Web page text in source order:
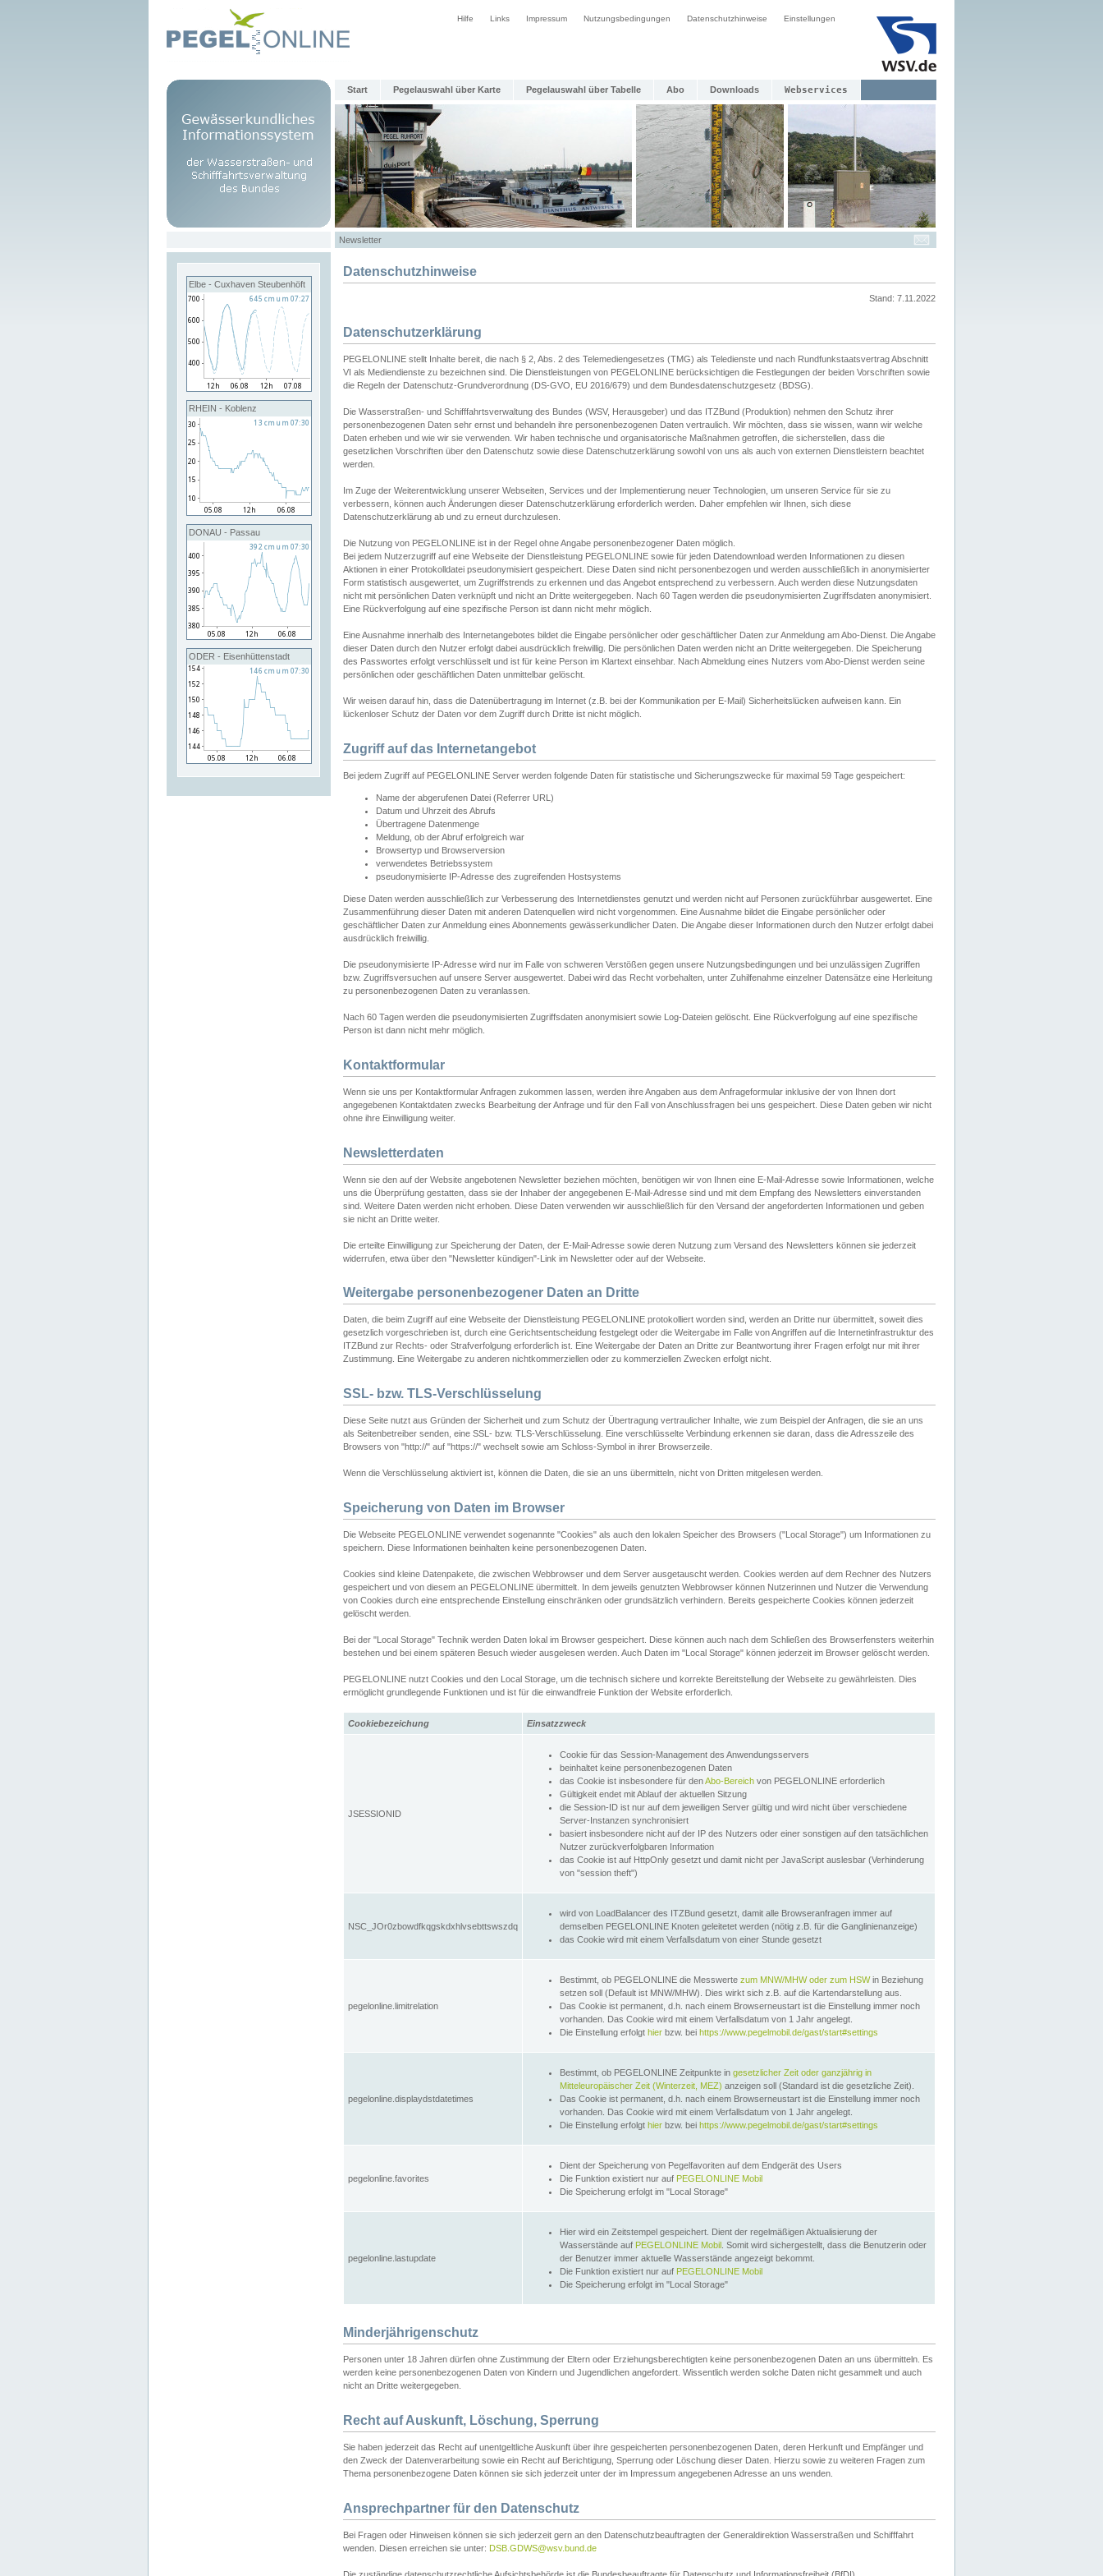
Hilfe Links Impressum Nutzungsbedingungen Datenschutzhinweise Einstellungen
Start Pegelauswahl über Karte Pegelauswahl über Tabelle Abo Downloads Webservices
Newsletter
Elbe - Cuxhaven Steubenhöft
RHEIN - Koblenz
DONAU - Passau
ODER - Eisenhüttenstadt
Datenschutzhinweise
Stand: 7.11.2022
Datenschutzerklärung
PEGELONLINE stellt Inhalte bereit, die nach § 2, Abs. 2 des Telemediengesetzes (TMG) als Teledienste und nach Rundfunkstaatsvertrag Abschnitt
VI als Mediendienste zu bezeichnen sind. Die Dienstleistungen von PEGELONLINE berücksichtigen die Festlegungen der beiden Vorschriften sowie
die Regeln der Datenschutz-Grundverordnung (DS-GVO, EU 2016/679) und dem Bundesdatenschutzgesetz (BDSG).
Die Wasserstraßen- und Schifffahrtsverwaltung des Bundes (WSV, Herausgeber) und das ITZBund (Produktion) nehmen den Schutz ihrer
personenbezogenen Daten sehr ernst und behandeln ihre personenbezogenen Daten vertraulich. Wir möchten, dass sie wissen, wann wir welche
Daten erheben und wie wir sie verwenden. Wir haben technische und organisatorische Maßnahmen getroffen, die sicherstellen, dass die
gesetzlichen Vorschriften über den Datenschutz sowie diese Datenschutzerklärung sowohl von uns als auch von externen Dienstleistern beachtet
werden.
Im Zuge der Weiterentwicklung unserer Webseiten, Services und der Implementierung neuer Technologien, um unseren Service für sie zu
verbessern, können auch Änderungen dieser Datenschutzerklärung erforderlich werden. Daher empfehlen wir Ihnen, sich diese
Datenschutzerklärung ab und zu erneut durchzulesen.
Die Nutzung von PEGELONLINE ist in der Regel ohne Angabe personenbezogener Daten möglich.
Bei jedem Nutzerzugriff auf eine Webseite der Dienstleistung PEGELONLINE sowie für jeden Datendownload werden Informationen zu diesen
Aktionen in einer Protokolldatei pseudonymisiert gespeichert. Diese Daten sind nicht personenbezogen und werden ausschließlich in anonymisierter
Form statistisch ausgewertet, um Zugriffstrends zu erkennen und das Angebot entsprechend zu verbessern. Auch werden diese Nutzungsdaten
nicht mit persönlichen Daten verknüpft und nicht an Dritte weitergegeben. Nach 60 Tagen werden die pseudonymisierten Zugriffsdaten anonymisiert.
Eine Rückverfolgung auf eine spezifische Person ist dann nicht mehr möglich.
Eine Ausnahme innerhalb des Internetangebotes bildet die Eingabe persönlicher oder geschäftlicher Daten zur Anmeldung am Abo-Dienst. Die Angabe
dieser Daten durch den Nutzer erfolgt dabei ausdrücklich freiwillig. Die persönlichen Daten werden nicht an Dritte weitergegeben. Die Speicherung
des Passwortes erfolgt verschlüsselt und ist für keine Person im Klartext einsehbar. Nach Abmeldung eines Nutzers vom Abo-Dienst werden seine
persönlichen oder geschäftlichen Daten unmittelbar gelöscht.
Wir weisen darauf hin, dass die Datenübertragung im Internet (z.B. bei der Kommunikation per E-Mail) Sicherheitslücken aufweisen kann. Ein
lückenloser Schutz der Daten vor dem Zugriff durch Dritte ist nicht möglich.
Zugriff auf das Internetangebot
Bei jedem Zugriff auf PEGELONLINE Server werden folgende Daten für statistische und Sicherungszwecke für maximal 59 Tage gespeichert:
Name der abgerufenen Datei (Referrer URL)
Datum und Uhrzeit des Abrufs
Übertragene Datenmenge
Meldung, ob der Abruf erfolgreich war
Browsertyp und Browserversion
verwendetes Betriebssystem
pseudonymisierte IP-Adresse des zugreifenden Hostsystems
Diese Daten werden ausschließlich zur Verbesserung des Internetdienstes genutzt und werden nicht auf Personen zurückführbar ausgewertet. Eine
Zusammenführung dieser Daten mit anderen Datenquellen wird nicht vorgenommen. Eine Ausnahme bildet die Eingabe persönlicher oder
geschäftlicher Daten zur Anmeldung eines Abonnements gewässerkundlicher Daten. Die Angabe dieser Informationen durch den Nutzer erfolgt dabei
ausdrücklich freiwillig.
Die pseudonymisierte IP-Adresse wird nur im Falle von schweren Verstößen gegen unsere Nutzungsbedingungen und bei unzulässigen Zugriffen
bzw. Zugriffsversuchen auf unsere Server ausgewertet. Dabei wird das Recht vorbehalten, unter Zuhilfenahme einzelner Datensätze eine Herleitung
zu personenbezogenen Daten zu veranlassen.
Nach 60 Tagen werden die pseudonymisierten Zugriffsdaten anonymisiert sowie Log-Dateien gelöscht. Eine Rückverfolgung auf eine spezifische
Person ist dann nicht mehr möglich.
Kontaktformular
Wenn sie uns per Kontaktformular Anfragen zukommen lassen, werden ihre Angaben aus dem Anfrageformular inklusive der von Ihnen dort
angegebenen Kontaktdaten zwecks Bearbeitung der Anfrage und für den Fall von Anschlussfragen bei uns gespeichert. Diese Daten geben wir nicht
ohne ihre Einwilligung weiter.
Newsletterdaten
Wenn sie den auf der Website angebotenen Newsletter beziehen möchten, benötigen wir von Ihnen eine E-Mail-Adresse sowie Informationen, welche
uns die Überprüfung gestatten, dass sie der Inhaber der angegebenen E-Mail-Adresse sind und mit dem Empfang des Newsletters einverstanden
sind. Weitere Daten werden nicht erhoben. Diese Daten verwenden wir ausschließlich für den Versand der angeforderten Informationen und geben
sie nicht an Dritte weiter.
Die erteilte Einwilligung zur Speicherung der Daten, der E-Mail-Adresse sowie deren Nutzung zum Versand des Newsletters können sie jederzeit
widerrufen, etwa über den "Newsletter kündigen"-Link im Newsletter oder auf der Webseite.
Weitergabe personenbezogener Daten an Dritte
Daten, die beim Zugriff auf eine Webseite der Dienstleistung PEGELONLINE protokolliert worden sind, werden an Dritte nur übermittelt, soweit dies
gesetzlich vorgeschrieben ist, durch eine Gerichtsentscheidung festgelegt oder die Weitergabe im Falle von Angriffen auf die Internetinfrastruktur des
ITZBund zur Rechts- oder Strafverfolgung erforderlich ist. Eine Weitergabe der Daten an Dritte zur Beantwortung ihrer Fragen erfolgt nur mit ihrer
Zustimmung. Eine Weitergabe zu anderen nichtkommerziellen oder zu kommerziellen Zwecken erfolgt nicht.
SSL- bzw. TLS-Verschlüsselung
Diese Seite nutzt aus Gründen der Sicherheit und zum Schutz der Übertragung vertraulicher Inhalte, wie zum Beispiel der Anfragen, die sie an uns
als Seitenbetreiber senden, eine SSL- bzw. TLS-Verschlüsselung. Eine verschlüsselte Verbindung erkennen sie daran, dass die Adresszeile des
Browsers von "http://" auf "https://" wechselt sowie am Schloss-Symbol in ihrer Browserzeile.
Wenn die Verschlüsselung aktiviert ist, können die Daten, die sie an uns übermitteln, nicht von Dritten mitgelesen werden.
Speicherung von Daten im Browser
Die Webseite PEGELONLINE verwendet sogenannte "Cookies" als auch den lokalen Speicher des Browsers ("Local Storage") um Informationen zu
speichern. Diese Informationen beinhalten keine personenbezogenen Daten.
Cookies sind kleine Datenpakete, die zwischen Webbrowser und dem Server ausgetauscht werden. Cookies werden auf dem Rechner des Nutzers
gespeichert und von diesem an PEGELONLINE übermittelt. In dem jeweils genutzten Webbrowser können Nutzerinnen und Nutzer die Verwendung
von Cookies durch eine entsprechende Einstellung einschränken oder grundsätzlich verhindern. Bereits gespeicherte Cookies können jederzeit
gelöscht werden.
Bei der "Local Storage" Technik werden Daten lokal im Browser gespeichert. Diese können auch nach dem Schließen des Browserfensters weiterhin
bestehen und bei einem späteren Besuch wieder ausgelesen werden. Auch Daten im "Local Storage" können jederzeit im Browser gelöscht werden.
PEGELONLINE nutzt Cookies und den Local Storage, um die technisch sichere und korrekte Bereitstellung der Webseite zu gewährleisten. Dies
ermöglicht grundlegende Funktionen und ist für die einwandfreie Funktion der Website erforderlich.
Cookiebezeichung Einsatzzweck
JSESSIONID
Cookie für das Session-Management des Anwendungsservers
beinhaltet keine personenbezogenen Daten
das Cookie ist insbesondere für denAbo-Bereich von PEGELONLINE erforderlich
Gültigkeit endet mit Ablauf der aktuellen Sitzung
die Session-ID ist nur auf dem jeweiligen Server gültig und wird nicht über verschiedene
Server-Instanzen synchronisiert
basiert insbesondere nicht auf der IP des Nutzers oder einer sonstigen auf den tatsächlichen
Nutzer zurückverfolgbaren Information
das Cookie ist auf HttpOnly gesetzt und damit nicht per JavaScript auslesbar (Verhinderung
von "session theft")
NSC_JOr0zbowdfkqgskdxhlvsebttswszdq
wird von LoadBalancer des ITZBund gesetzt, damit alle Browseranfragen immer auf
demselben PEGELONLINE Knoten geleitetet werden (nötig z.B. für die Ganglinienanzeige)
das Cookie wird mit einem Verfallsdatum von einer Stunde gesetzt
pegelonline.limitrelation
Bestimmt, ob PEGELONLINE die Messwerte zum MNW/MHW oder zum HSWin Beziehung
setzen soll (Default ist MNW/MHW). Dies wirkt sich z.B. auf die Kartendarstellung aus.
Das Cookie ist permanent, d.h. nach einem Browserneustart ist die Einstellung immer noch
vorhanden. Das Cookie wird mit einem Verfallsdatum von 1 Jahr angelegt.
Die Einstellung erfolgt hier bzw. bei https://www.pegelmobil.de/gast/start#settings
pegelonline.displaydstdatetimes
Bestimmt, ob PEGELONLINE Zeitpunkte in gesetzlicher Zeit oder ganzjährig in
Mitteleuropäischer Zeit (Winterzeit, MEZ) anzeigen soll (Standard ist die gesetzliche Zeit).
Das Cookie ist permanent, d.h. nach einem Browserneustart ist die Einstellung immer noch
vorhanden. Das Cookie wird mit einem Verfallsdatum von 1 Jahr angelegt.
Die Einstellung erfolgt hier bzw. bei https://www.pegelmobil.de/gast/start#settings
pegelonline.favorites
Dient der Speicherung von Pegelfavoriten auf dem Endgerät des Users
Die Funktion existiert nur auf PEGELONLINE Mobil
Die Speicherung erfolgt im "Local Storage"
pegelonline.lastupdate
Hier wird ein Zeitstempel gespeichert. Dient der regelmäßigen Aktualisierung der
Wasserstände auf PEGELONLINE Mobil . Somit wird sichergestellt, dass die Benutzerin oder
der Benutzer immer aktuelle Wasserstände angezeigt bekommt.
Die Funktion existiert nur auf PEGELONLINE Mobil
Die Speicherung erfolgt im "Local Storage"
Minderjährigenschutz
Personen unter 18 Jahren dürfen ohne Zustimmung der Eltern oder Erziehungsberechtigten keine personenbezogenen Daten an uns übermitteln. Es
werden keine personenbezogenen Daten von Kindern und Jugendlichen angefordert. Wissentlich werden solche Daten nicht gesammelt und auch
nicht an Dritte weitergegeben.
Recht auf Auskunft, Löschung, Sperrung
Sie haben jederzeit das Recht auf unentgeltliche Auskunft über ihre gespeicherten personenbezogenen Daten, deren Herkunft und Empfänger und
den Zweck der Datenverarbeitung sowie ein Recht auf Berichtigung, Sperrung oder Löschung dieser Daten. Hierzu sowie zu weiteren Fragen zum
Thema personenbezogene Daten können sie sich jederzeit unter der im Impressum angegebenen Adresse an uns wenden.
Ansprechpartner für den Datenschutz
Bei Fragen oder Hinweisen können sie sich jederzeit gern an den Datenschutzbeauftragten der Generaldirektion Wasserstraßen und Schifffahrt
wenden. Diesen erreichen sie unter: DSB.GDWS@wsv.bund.de